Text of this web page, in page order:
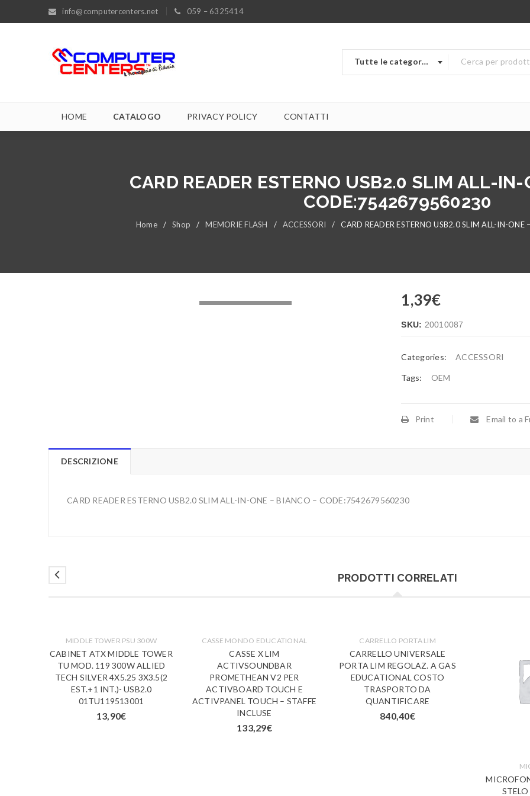
info@computercenters.net 059 – 6325414
Tutte le categorie
HOME CATALOGO PRIVACY POLICY CONTATTI
CARD READER ESTERNO USB2.0 SLIM ALL-
CODE:7542679560230
Home / Shop / MEMORIE FLASH / ACCESSORI / CARD READER ESTERNO USB2.0 SLIM ALL-IN-
1,39€
SKU: 20010087
Categories: ACCESSORI
Tags: OEM
Print Email to a
DESCRIZIONE
CARD READER ESTERNO USB2.0 SLIM ALL-IN-ONE – BIANCO – CODE:7542679560230
PRODOTTI CORRELATI
MIDDLE TOWER PSU 300W
CABINET ATX MIDDLE TOWER
TU MOD. 119 300W ALLIED
TECH SILVER 4X5.25 3X3.5(2
EST.+1 INT.)- USB2.0
01TU119513001
13,90€
CASSE MONDO EDUCATIONAL
CASSE X LIM
ACTIVSOUNDBAR
PROMETHEAN V2 PER
ACTIVBOARD TOUCH E
ACTIVPANEL TOUCH – STAFFE
INCLUSE
133,29€
CARRELLO PORTA LIM
CARRELLO UNIVERSALE
PORTA LIM REGOLAZ. A GAS
EDUCATIONAL COSTO
TRASPORTO DA
QUANTIFICARE
840,40€